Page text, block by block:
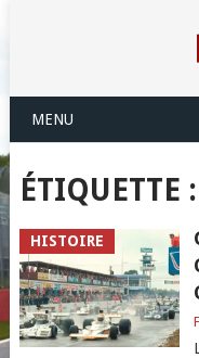
MENU
ÉTIQUETTE :
HISTOIRE